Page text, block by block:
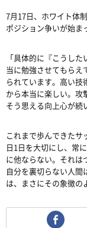
7月17日、ホワイト体
ポジション争いが始ま
「具体的に『こうし
当に勉強させてもらえ
られています。高い
から本当に楽しい。攻
そう思える向上心が続
これまで歩んできたサ
日1日を大切にし、常
に他ならない。それは
自分を裏切らない人
は、まさにその象徴の